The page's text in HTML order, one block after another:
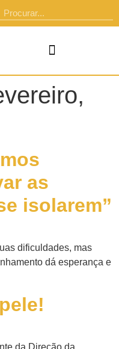
as
isolarem”
dificuldades, mas
dá esperança e
da Direção da